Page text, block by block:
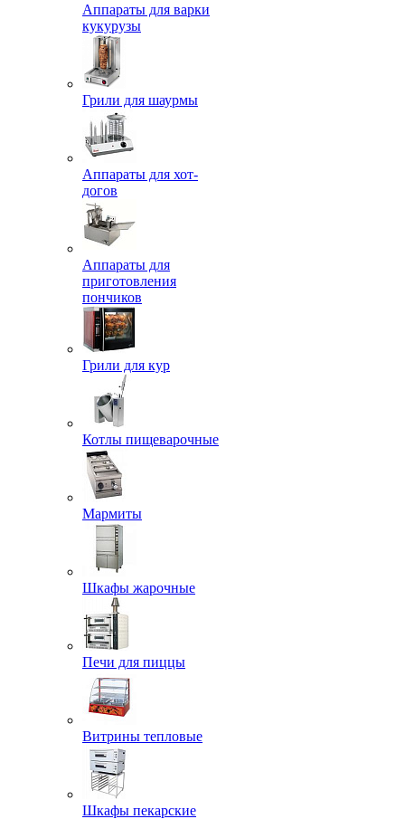
Аппараты для варки
кукурузы
Грили для шаурмы
Аппараты для хот-
догов
Аппараты для
приготовления
пончиков
Грили для кур
Котлы пищеварочные
Мармиты
Шкафы жарочные
Печи для пиццы
Витрины тепловые
Шкафы пекарские